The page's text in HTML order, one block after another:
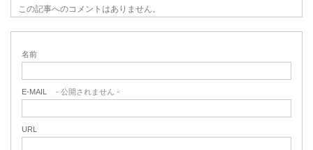
この記事へのコメントはありません。
名前
E-MAIL - 公開されません -
URL